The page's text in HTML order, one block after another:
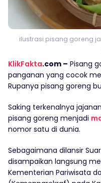
ilustrasi pisang goreng
KlikFakta.com – Pisang
panganan yang cocok
Rupanya pisang goreng
Saking terkenalnya
pisang goreng menjadi
nomor satu di dunia.
Sebagaimana dilansir
disampaikan langsung
Kementerian Pariwisata